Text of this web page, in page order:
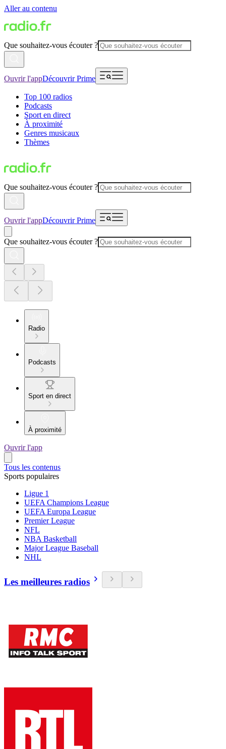
Aller au contenu
Que souhaitez-vous écouter ?
Ouvrir l'appDécouvrir Prime
Top 100 radios
Podcasts
Sport en direct
À proximité
Genres musicaux
Thèmes
Que souhaitez-vous écouter ?
Ouvrir l'appDécouvrir Prime
Que souhaitez-vous écouter ?
Radio
Podcasts
Sport en direct
À proximité
Ouvrir l'app
Tous les contenus
Sports populaires
Ligue 1
UEFA Champions League
UEFA Europa League
Premier League
NFL
NBA Basketball
Major League Baseball
NHL
Les meilleures radios